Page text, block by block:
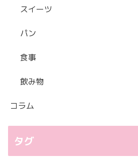
スイーツ
パン
食事
飲み物
コラム
タグ